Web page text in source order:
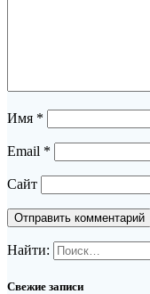
Имя *
Email *
Сайт
Найти:
Свежие записи